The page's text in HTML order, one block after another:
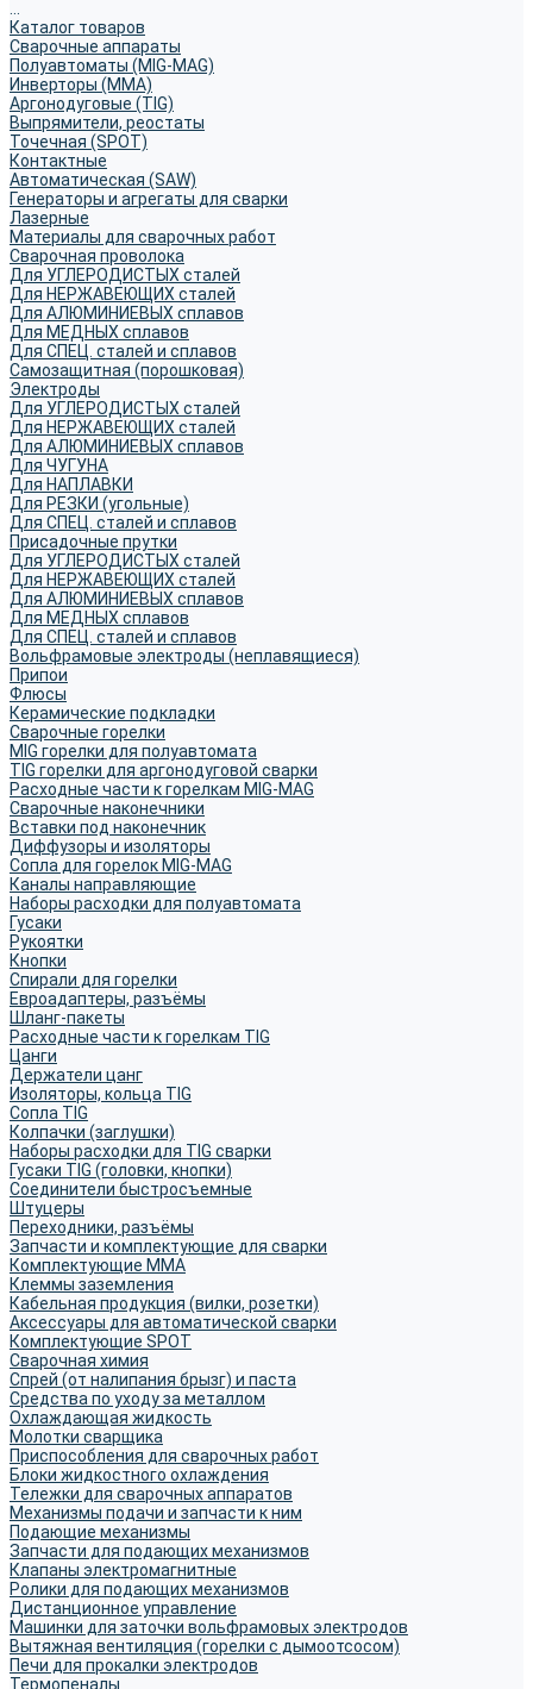
Каталог товаров
Сварочные аппараты
Полуавтоматы (MIG-MAG)
Инверторы (MMA)
Аргонодуговые (TIG)
Выпрямители, реостаты
Точечная (SPOT)
Контактные
Автоматическая (SAW)
Генераторы и агрегаты для сварки
Лазерные
Материалы для сварочных работ
Сварочная проволока
Для УГЛЕРОДИСТЫХ сталей
Для НЕРЖАВЕЮЩИХ сталей
Для АЛЮМИНИЕВЫХ сплавов
Для МЕДНЫХ сплавов
Для СПЕЦ. сталей и сплавов
Самозащитная (порошковая)
Электроды
Для УГЛЕРОДИСТЫХ сталей
Для НЕРЖАВЕЮЩИХ сталей
Для АЛЮМИНИЕВЫХ сплавов
Для ЧУГУНА
Для НАПЛАВКИ
Для РЕЗКИ (угольные)
Для СПЕЦ. сталей и сплавов
Присадочные прутки
Для УГЛЕРОДИСТЫХ сталей
Для НЕРЖАВЕЮЩИХ сталей
Для АЛЮМИНИЕВЫХ сплавов
Для МЕДНЫХ сплавов
Для СПЕЦ. сталей и сплавов
Вольфрамовые электроды (неплавящиеся)
Припои
Флюсы
Керамические подкладки
Сварочные горелки
MIG горелки для полуавтомата
TIG горелки для аргонодуговой сварки
Расходные части к горелкам MIG-MAG
Сварочные наконечники
Вставки под наконечник
Диффузоры и изоляторы
Сопла для горелок MIG-MAG
Каналы направляющие
Наборы расходки для полуавтомата
Гусаки
Рукоятки
Кнопки
Спирали для горелки
Евроадаптеры, разъёмы
Шланг-пакеты
Расходные части к горелкам TIG
Цанги
Держатели цанг
Изоляторы, кольца TIG
Сопла TIG
Колпачки (заглушки)
Наборы расходки для TIG сварки
Гусаки TIG (головки, кнопки)
Соединители быстросъемные
Штуцеры
Переходники, разъёмы
Запчасти и комплектующие для сварки
Комплектующие ММА
Клеммы заземления
Кабельная продукция (вилки, розетки)
Аксессуары для автоматической сварки
Комплектующие SPOT
Сварочная химия
Спрей (от налипания брызг) и паста
Средства по уходу за металлом
Охлаждающая жидкость
Молотки сварщика
Приспособления для сварочных работ
Блоки жидкостного охлаждения
Тележки для сварочных аппаратов
Механизмы подачи и запчасти к ним
Подающие механизмы
Запчасти для подающих механизмов
Клапаны электромагнитные
Ролики для подающих механизмов
Дистанционное управление
Машинки для заточки вольфрамовых электродов
Вытяжная вентиляция (горелки с дымоотсосом)
Печи для прокалки электродов
Термопеналы